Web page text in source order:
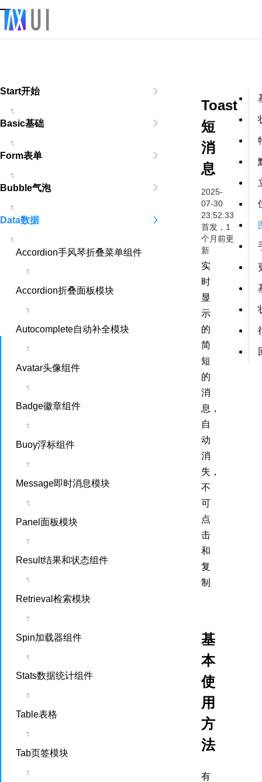
Start开始
Basic基础
Form表单
Bubble气泡
Data数据
Accordion手风琴折叠菜单组件
Accordion折叠面板模块
Autocomplete自动补全模块
Avatar头像组件
Badge徽章组件
Buoy浮标组件
Message即时消息模块
Panel面板模块
Result结果和状态组件
Retrieval检索模块
Spin加载器组件
Stats数据统计组件
Table表格
Tab页签模块
Toast
短
消
息
2025-
07-30
23:52:33
首发，1
个月前更
新
实
时
显
示
的
简
短
的
消
息，
自
动
消
失，
不
可
点
击
和
复
制
基
本
使
用
方
法
有